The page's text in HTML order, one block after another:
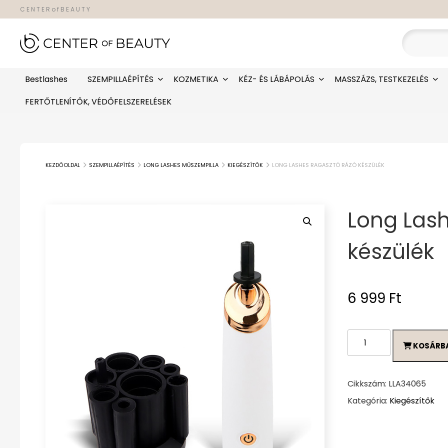
C E N T E R o f B E A U T Y
Bestlashes SZEMPILLAÉPÍTÉS KOZMETIKA KÉZ- ÉS LÁBÁPOLÁS
MASSZÁZS, TESTKEZELÉS
FERTŐTLENÍTŐK, VÉDŐFELSZERELÉSEK
KEZDŐOLDAL SZEMPILLAÉPÍTÉS LONG LASHES MŰSZEMPILLA KIEGÉSZÍTŐK LONG LASHES RAGASZTÓ RÁZÓ KÉSZÜLÉK
Long
készülék
6 999 Ft
Lashes
ragasztó
készülék
mennyiség
Cikkszám: LLA34065
Kategória: Kiegészítők